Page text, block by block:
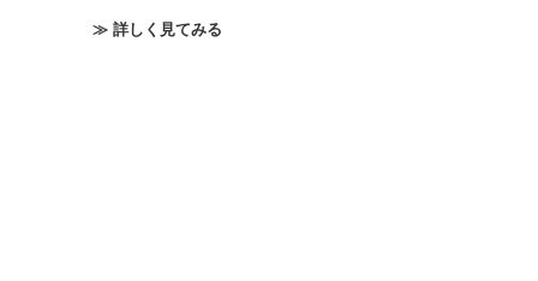
≫ 詳しく見てみる